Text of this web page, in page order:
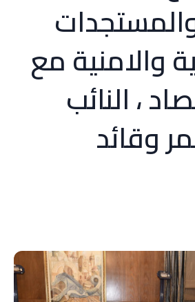
والامنية مع
، النائب
وقائد